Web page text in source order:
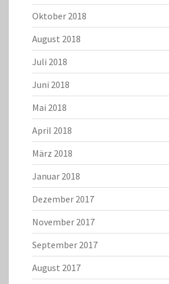
Oktober 2018
August 2018
Juli 2018
Juni 2018
Mai 2018
April 2018
März 2018
Januar 2018
Dezember 2017
November 2017
September 2017
August 2017